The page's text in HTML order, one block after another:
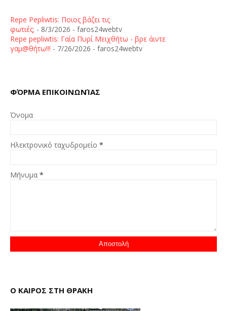
Repe Pepliwtis: Ποιος βάζει τις
φωτιές; - 8/3/2026 - faros24webtv
Repe pepliwtis: Γαία Πυρί Μειχθήτω - βρε άιντε
γαμ@θήτω!!! - 7/26/2026 - faros24webtv
ΦΌΡΜΑ ΕΠΙΚΟΙΝΩΝΊΑΣ
Όνομα
Ηλεκτρονικό ταχυδρομείο *
Μήνυμα *
Ο ΚΑΙΡΟΣ ΣΤΗ ΘΡΑΚΗ